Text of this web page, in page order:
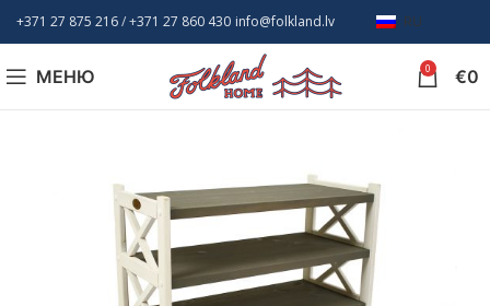
+371 27 875 216/ +371 27 860 430 info@folkland.lv RU
МЕНЮ 0 €0